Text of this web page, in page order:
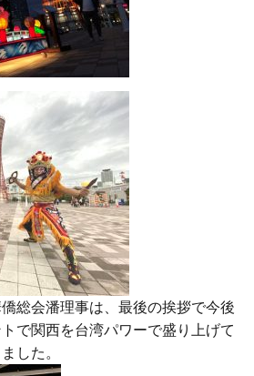
総会潘理事は、最後の挨拶で今後
で関西を台湾パワーで盛り上げて
した。